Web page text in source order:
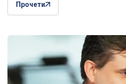
Прочети